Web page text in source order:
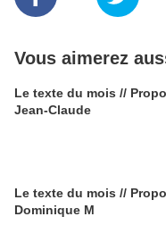
Vous aimerez
Le texte du mois //
Jean-Claude
Le texte du mois //
Dominique M